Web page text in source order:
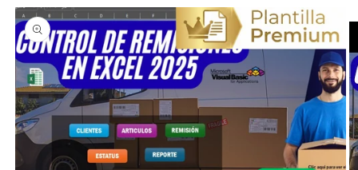
información
del producto